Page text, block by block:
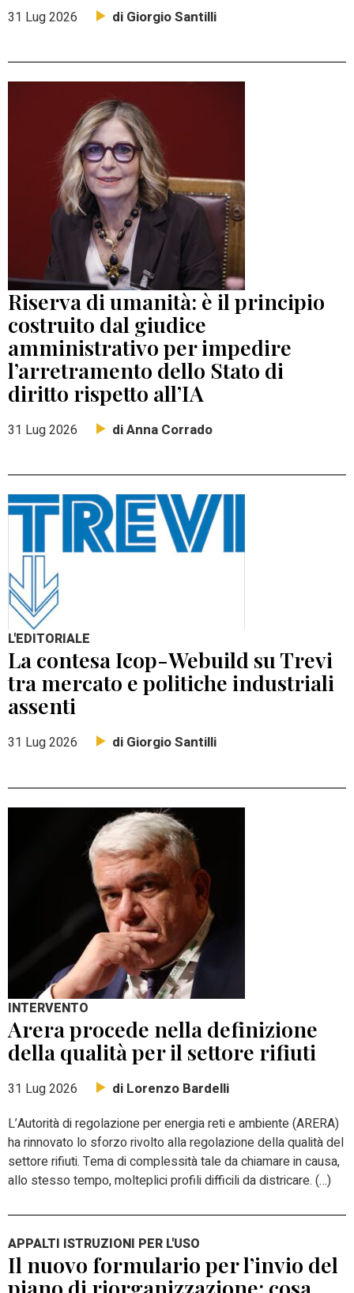
31 Lug 2026 di Giorgio Santilli
Riserva di umanità: è il principio
costruito dal giudice
amministrativo per impedire
l’arretramento dello Stato di
diritto rispetto all’IA
31 Lug 2026 di Anna Corrado
L'EDITORIALE
La contesa Icop-Webuild su Trevi
tra mercato e politiche industriali
assenti
31 Lug 2026 di Giorgio Santilli
INTERVENTO
Arera procede nella definizione
della qualità per il settore rifiuti
31 Lug 2026 di Lorenzo Bardelli
L’Autorità di regolazione per energia reti e ambiente (ARERA)
ha rinnovato lo sforzo rivolto alla regolazione della qualità del
settore rifiuti. Tema di complessità tale da chiamare in causa,
allo stesso tempo, molteplici profili difficili da districare. (…)
APPALTI ISTRUZIONI PER L'USO
Il nuovo formulario per l’invio del